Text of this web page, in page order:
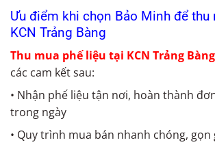
Ưu điểm khi chọn Bảo Minh để thu
KCN Trảng Bàng
Thu mua phế liệu tại KCN Trảng Bàng
các cam kết sau:
• Nhận phế liệu tận nơi, hoàn thành
trong ngày
• Quy trình mua bán nhanh chóng, gọn